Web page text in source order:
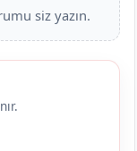
siz yazın.